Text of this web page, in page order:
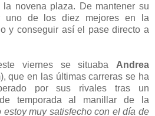
novena plaza. De mantener su
uno de los diez mejores en la
y conseguir así el pase directo a
viernes se situaba Andrea
que en las últimas carreras se ha
por sus rivales tras un
de temporada al manillar de la
estoy muy satisfecho con el día de